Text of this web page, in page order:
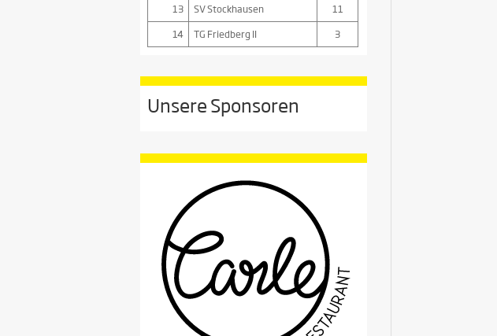
13
SV Stockhausen
11
14
TG Friedberg II 3
Unsere Sponsoren